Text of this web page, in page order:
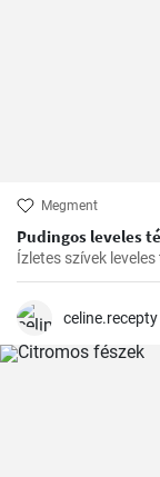
Megment
Pudingos leveles
Ízletes szívek
celine.recepty